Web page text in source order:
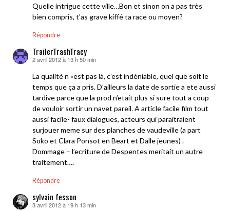
Quelle intrigue cette ville…Bon et sinon on a pas très
bien compris, t’as grave kiffé ta race ou moyen?
Répondre
TrailerTrashTracy
dit :
2 avril 2012 à 13 h 50 min
La qualité n »est pas là, c’est indéniable, quel que soit le
temps que ça a pris. D’ailleurs la date de sortie a ete aussi
tardive parce que la prod n’etait plus si sure tout a coup
de vouloir sortir un navet pareil. A article facile film tout
aussi facile- faux dialogues, acteurs qui paraitraient
surjouer meme sur des planches de vaudeville (a part
Soko et Clara Ponsot en Beart et Dalle jeunes) .
Dommage – l’ecriture de Despentes meritait un autre
traitement….
Répondre
sylvain fesson
dit :
3 avril 2012 à 19 h 13 min